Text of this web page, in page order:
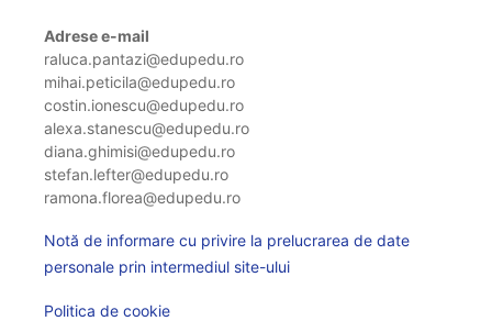
Adrese e-mail
raluca.pantazi@edupedu.ro
mihai.peticila@edupedu.ro
costin.ionescu@edupedu.ro
alexa.stanescu@edupedu.ro
diana.ghimisi@edupedu.ro
stefan.lefter@edupedu.ro
ramona.florea@edupedu.ro
Notă de informare cu privire la prelucrarea de date
personale prin intermediul site-ului
Politica de cookie